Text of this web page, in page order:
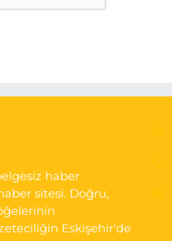
haber
sitesi. Doğru,
Eskişehir'de